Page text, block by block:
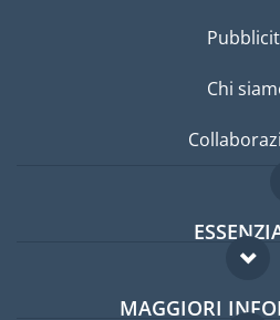
Chi
Forum per
MAGGIORI